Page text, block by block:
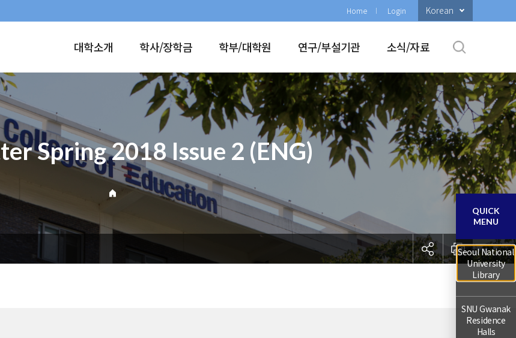
Home Login Korean
대학소개 학사/장학금 학부/대학원 연구/부설기관 소식/자료
Spring 2018 Issue 2 (ENG)
QUICK
MENU
Seoul National
University
Library
SNU Gwanak
Residence
Halls